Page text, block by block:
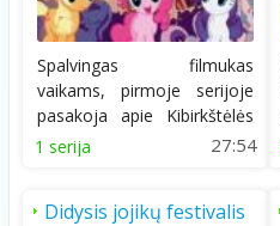
Spalvingas filmukas
vaikams, pirmoje serijoje
pasakoja apie Kibirkštėlės
susipažinimą su...
1 serija 27:54
Didysis jojikų festivalis